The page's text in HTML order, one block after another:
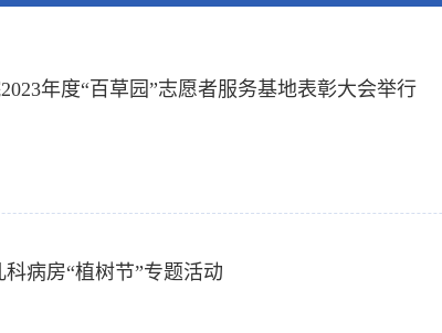
年度“百草园”志愿者服务基地表彰大会举行
病房“植树节”专题活动